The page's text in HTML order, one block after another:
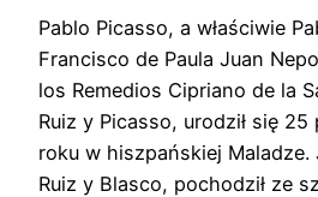
Pablo Picasso, a właściwie
Francisco de Paula Juan
los Remedios Cipriano de la
Ruiz y Picasso, urodził się 25
roku w hiszpańskiej
Ruiz y Blasco, pochodził ze